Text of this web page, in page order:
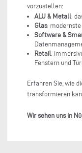
vorzustellen:
ALU & Metall:
Glas: modernste
Software &
Retail:
Fenstern und
Erfahren Sie, wie
transformieren
Wir sehen uns in